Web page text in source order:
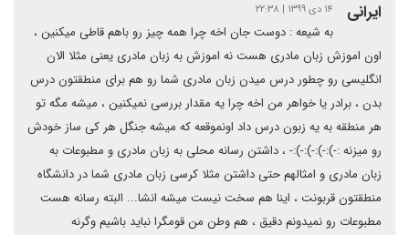
ایرانی ۱۴ دی ۱۳۹۹ | ۲۲:۳۸
به شیعه : دوست جان اخه چرا همه چیز رو باهم قاطی میکنین ،
اون اموزش زبان مادری هست نه اموزش به زبان مادری یعنی مثلا الان
انگلیسی رو چطور درس میدن زبان مادری شما رو هم برای منطقتون درس
بدن ، برادر یا خواهر من اخه چرا یه مقدار بررسی نمیکنین ، میشه مگه تو
هر منطقه به یه زبون درس داد اونموقعه که میشه جنگل هر کی ساز خودش
رو میزنه :-):-):-):-):- ، داشتن رسانه محلی به زبان مادری و مطبوعات به
زبان مادری و امثالهم حتی داشتن مثلا کرسی زبان مادری شما در دانشگاه
منطقتون قربونت ، اینا هم سخت نیست میشه انشا... البته رسانه هست
مطبوعات رو نمیدونم دقیق ، هم وطن من قومگرا نباید باشیم وگرنه